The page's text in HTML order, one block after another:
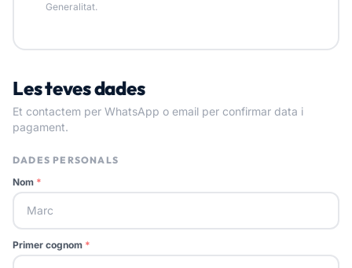
Generalitat.
Les teves dades
Et contactem per WhatsApp o email per confirmar data i
pagament.
DADES PERSONALS
Nom *
Primer cognom *